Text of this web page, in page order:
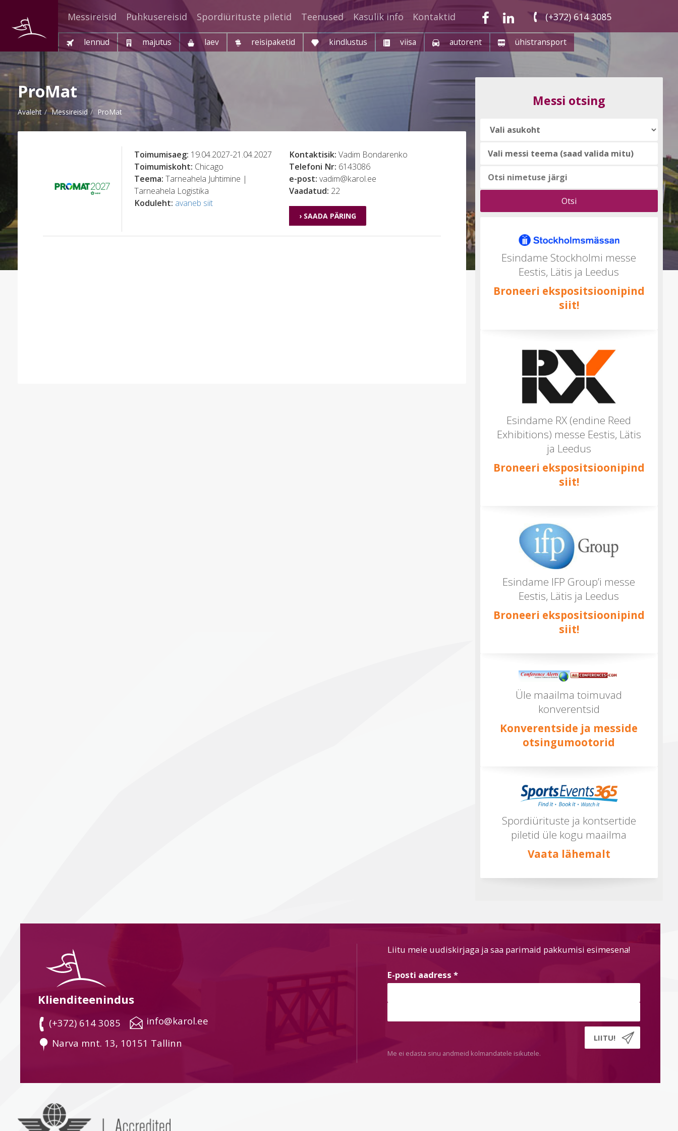
(+372) 614 3085
Messireisid Puhkusereisid Spordiürituste piletid Teenused Kasulik info Kontaktid
lennud majutus laev reisipaketid kindlustus viisa autorent ühistransport
ProMat
Avaleht Messireisid ProMat
Toimumisaeg: 19.04.2027-21.04.2027
Toimumiskoht: Chicago
Teema: Tarneahela Juhtimine |
Tarneahela Logistika
Koduleht: avaneb siit
Kontaktisik: Vadim Bondarenko
Telefoni Nr: 6143086
e-post: vadim@karol.ee
Vaadatud: 22
› SAADA PÄRING
Messi otsing
Vali
teema
Esindame Stockholmi messe
Eestis, Lätis ja Leedus
Broneeri ekspositsioonipind
siit!
Esindame RX (endine Reed
Exhibitions) messe Eestis, Lätis
ja Leedus
Broneeri ekspositsioonipind
siit!
Esindame IFP Group’i messe
Eestis, Lätis ja Leedus
Broneeri ekspositsioonipind
siit!
Üle maailma toimuvad
konverentsid
Konverentside ja messide
otsingumootorid
Spordiürituste ja kontsertide
piletid üle kogu maailma
Vaata lähemalt
Klienditeenindus
(+372) 614 3085
info@karol.ee
Narva mnt. 13, 10151 Tallinn
Liitu meie uudiskirjaga ja saa parimaid pakkumisi esimesena!
E-posti aadress *
Me ei edasta sinu andmeid kolmandatele isikutele.